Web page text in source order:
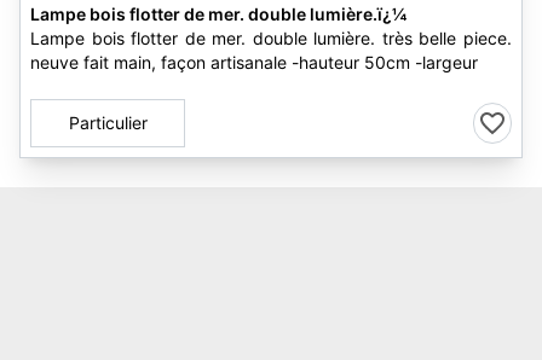
Lampe bois flotter de mer. double lumière.ï¿¼
Lampe bois flotter de mer. double lumière. très belle piece.
neuve fait main, façon artisanale -hauteur 50cm -largeur
Particulier